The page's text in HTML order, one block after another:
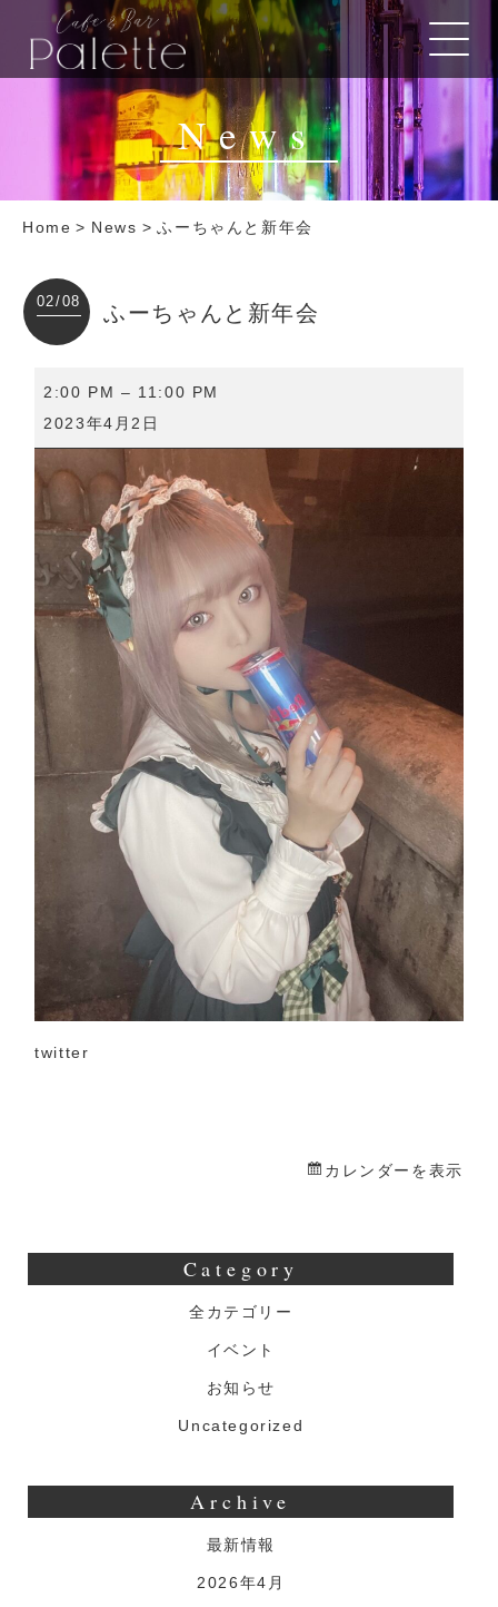
News
Home > News > ふーちゃんと新年会
02/08 ふーちゃんと新年会
ち
ゃ
ん
と
新
年
会
2:00 PM – 11:00 PM
2023年4月2日
twitter
カレンダーを表示
Category
全カテゴリー
イベント
お知らせ
Uncategorized
Archive
最新情報
2026年4月